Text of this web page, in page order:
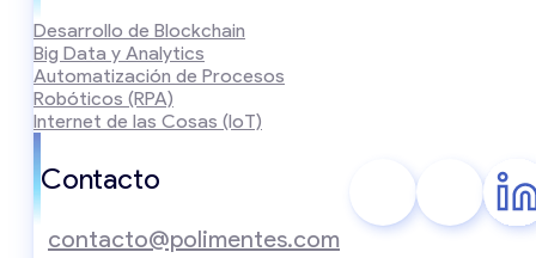
Desarrollo de Blockchain
Big Data y Analytics
Automatización de Procesos
Robóticos (RPA)
Internet de las Cosas (IoT)
Contacto
contacto@polimentes.com